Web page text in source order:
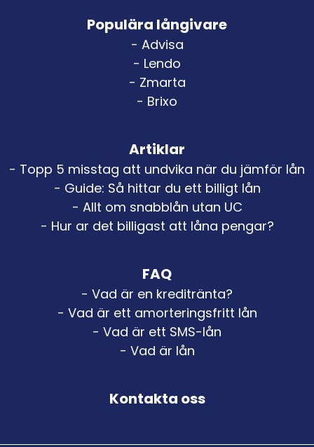
Populära långivare
- Advisa
- Lendo
- Zmarta
- Brixo
Artiklar
- Topp 5 misstag att undvika när du jämför lån
- Guide: Så hittar du ett billigt lån
- Allt om snabblån utan UC
- Hur ar det billigast att låna pengar?
FAQ
- Vad är en kreditränta?
- Vad är ett amorteringsfritt lån
- Vad är ett SMS-lån
- Vad är lån
Kontakta oss